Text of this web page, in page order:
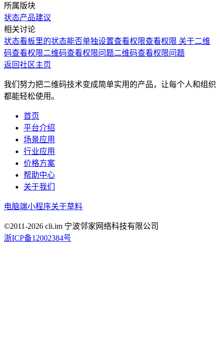
所属版块
状态产品建议
相关讨论
状态看板里的状态能否单独设置查看权限查看权限 关于二维
码查看权限二维码查看权限问题二维码查看权限问题
返回社区主页
我们努力把二维码技术变成简单实用的产品，让每个人和组织
都能轻松使用。
首页
平台介绍
场景应用
行业应用
价格方案
帮助中心
关于我们
电脑端小程序关于草料
©2011-2026 cli.im 宁波邻家网络科技有限公司
浙ICP备12002384号